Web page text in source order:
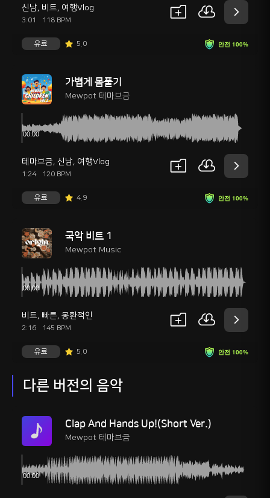
신남, 비트, 여행Vlog
3:01 118 BPM
안전 100%
유료 5.0
가볍게 몸풀기
Mewpot 테마브금
테마브금, 신남, 여행Vlog
1:24 120 BPM
안전 100%
유료 4.9
국악 비트 1
Mewpot Music
비트, 빠른, 몽환적인
2:16 145 BPM
안전 100%
유료 5.0
다른 버전의 음악
Clap And Hands Up!(Short Ver.)
Mewpot 테마브금